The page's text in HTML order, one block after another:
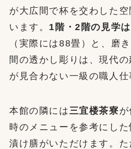
が大広間で杯を交わした
います。 1階・2階の見学
（実際には88畳）と、磨
間の透かし彫りは、現代
が見合わない一級の職人仕
本館の隣には 三宜楼茶寮
時のメニューを参考にし
漬け膳がいただけます。